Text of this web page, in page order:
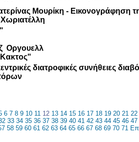
Μουρίκη - Εικονογράφηση
Οργoυελλ
διατροφικές συνήθειες
6 7 8 9 10 11 12 13 14 15 16 17 18 19 20 21 22
33 34 35 36 37 38 39 40 41 42 43 44 45 46 47
58 59 60 61 62 63 64 65 66 67 68 69 70 71